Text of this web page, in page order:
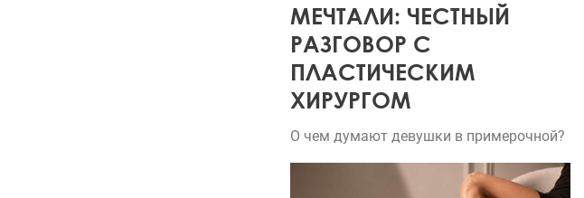
МЕЧТАЛИ: ЧЕСТНЫЙ
РАЗГОВОР С
ПЛАСТИЧЕСКИМ
ХИРУРГОМ
О чем думают девушки в примерочной?